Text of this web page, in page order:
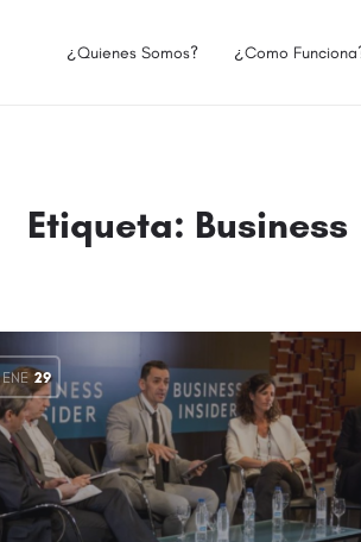
¿Quienes Somos? ¿Como
Etiqueta: Business
ENE 29